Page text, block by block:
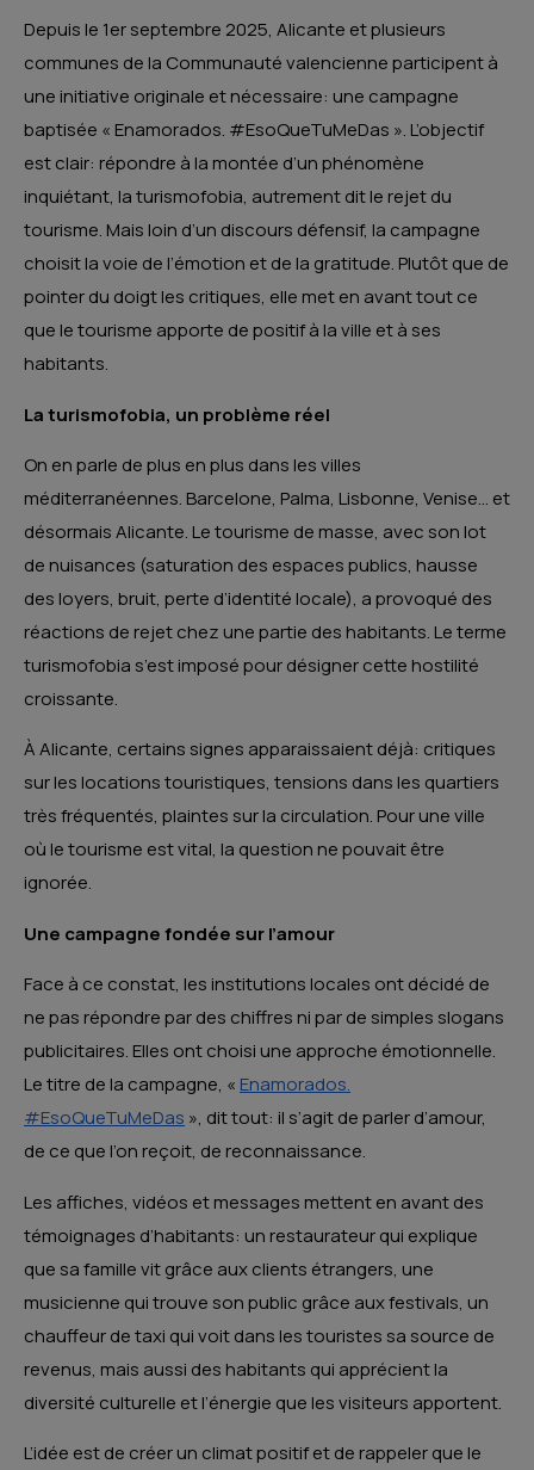
Depuis le 1er septembre 2025, Alicante et plusieurs
communes de la Communauté valencienne participent à
une initiative originale et nécessaire: une campagne
baptisée « Enamorados. #EsoQueTuMeDas ». L’objectif
est clair: répondre à la montée d’un phénomène
inquiétant, la turismofobia, autrement dit le rejet du
tourisme. Mais loin d’un discours défensif, la campagne
choisit la voie de l’émotion et de la gratitude. Plutôt que de
pointer du doigt les critiques, elle met en avant tout ce
que le tourisme apporte de positif à la ville et à ses
habitants.
La turismofobia, un problème réel
On en parle de plus en plus dans les villes
méditerranéennes. Barcelone, Palma, Lisbonne, Venise… et
désormais Alicante. Le tourisme de masse, avec son lot
de nuisances (saturation des espaces publics, hausse
des loyers, bruit, perte d’identité locale), a provoqué des
réactions de rejet chez une partie des habitants. Le terme
turismofobia s’est imposé pour désigner cette hostilité
croissante.
À Alicante, certains signes apparaissaient déjà: critiques
sur les locations touristiques, tensions dans les quartiers
très fréquentés, plaintes sur la circulation. Pour une ville
où le tourisme est vital, la question ne pouvait être
ignorée.
Une campagne fondée sur l’amour
Face à ce constat, les institutions locales ont décidé de
ne pas répondre par des chiffres ni par de simples slogans
publicitaires. Elles ont choisi une approche émotionnelle.
Le titre de la campagne, « Enamorados.
#EsoQueTuMeDas », dit tout: il s’agit de parler d’amour,
de ce que l’on reçoit, de reconnaissance.
Les affiches, vidéos et messages mettent en avant des
témoignages d’habitants: un restaurateur qui explique
que sa famille vit grâce aux clients étrangers, une
musicienne qui trouve son public grâce aux festivals, un
chauffeur de taxi qui voit dans les touristes sa source de
revenus, mais aussi des habitants qui apprécient la
diversité culturelle et l’énergie que les visiteurs apportent.
L’idée est de créer un climat positif et de rappeler que le